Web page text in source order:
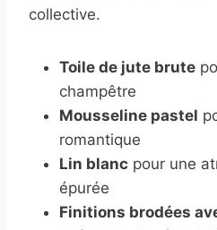
collective.
Toile de jute brute
champêtre
Mousseline pastel
romantique
Lin blanc pour une
épurée
Finitions brodées